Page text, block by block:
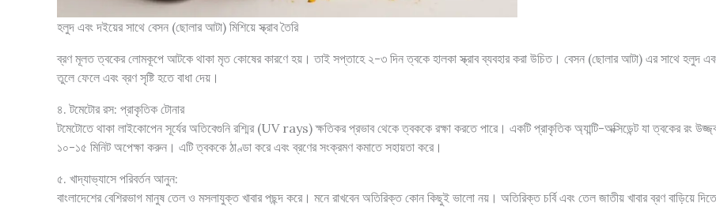
হলুদ এবং দইয়ের সাথে বেসন (ছোলার আটা) মিশিয়ে স্ক্রাব তৈরি
ব্রণ মূলত ত্বকের লোমকূপে আটকে থাকা মৃত কোষের কারণে হয়। তাই সপ্তাহে ২-৩ দিন ত্বকে হালকা স্ক্রাব ব্যবহার করা উচিত। বেসন (ছোলার আটা) এর সাথে হলুদ
তুলে ফেলে এবং ব্রণ সৃষ্টি হতে বাধা দেয়।
৪. টমেটোর রস: প্রাকৃতিক টোনার
টমেটোতে থাকা লাইকোপেন সূর্যের অতিবেগুনি রশ্মির (UV rays) ক্ষতিকর প্রভাব থেকে ত্বককে রক্ষা করতে পারে। একটি প্রাকৃতিক অ্যান্টি-অক্সিডেন্ট যা ত্বকের রং
১০-১৫ মিনিট অপেক্ষা করুন। এটি ত্বককে ঠাণ্ডা করে এবং ব্রণের সংক্রমণ কমাতে সহায়তা করে।
৫. খাদ্যাভ্যাসে পরিবর্তন আনুন:
বাংলাদেশের বেশিরভাগ মানুষ তেল ও মসলাযুক্ত খাবার পছন্দ করে। মনে রাখবেন অতিরিক্ত কোন কিছুই ভালো নয়। অতিরিক্ত চর্বি এবং তেল জাতীয় খাবার ব্রণ বাড়িয়ে